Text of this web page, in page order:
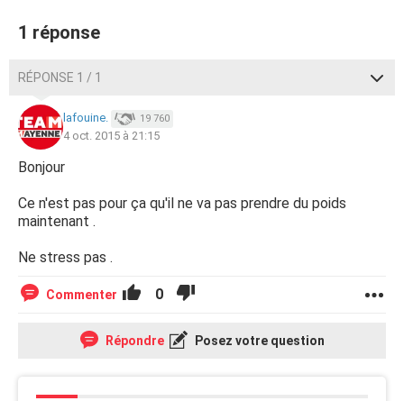
1 réponse
RÉPONSE 1 / 1
lafouine. 19 760
4 oct. 2015 à 21:15
Bonjour
Ce n'est pas pour ça qu'il ne va pas prendre du poids
maintenant .
Ne stress pas .
Commenter 0
Répondre Posez votre question